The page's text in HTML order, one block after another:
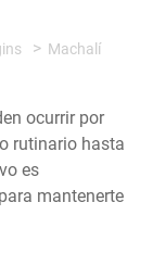
Machalí
ocurrir por
rutinario hasta
es
mantenerte